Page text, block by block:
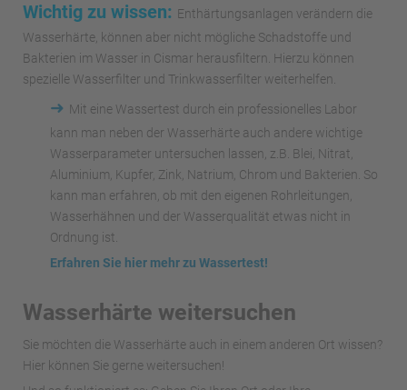
Wichtig zu wissen: Enthärtungsanlagen verändern die
Wasserhärte, können aber nicht mögliche Schadstoffe und
Bakterien im Wasser in Cismar herausfiltern. Hierzu können
spezielle Wasserfilter und Trinkwasserfilter weiterhelfen.
➜ Mit eine Wassertest durch ein professionelles Labor
kann man neben der Wasserhärte auch andere wichtige
Wasserparameter untersuchen lassen, z.B. Blei, Nitrat,
Aluminium, Kupfer, Zink, Natrium, Chrom und Bakterien. So
kann man erfahren, ob mit den eigenen Rohrleitungen,
Wasserhähnen und der Wasserqualität etwas nicht in
Ordnung ist.
Erfahren Sie hier mehr zu Wassertest!
Wasserhärte weitersuchen
Sie möchten die Wasserhärte auch in einem anderen Ort wissen?
Hier können Sie gerne weitersuchen!